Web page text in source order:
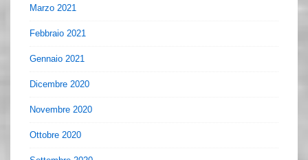
Marzo 2021
Febbraio 2021
Gennaio 2021
Dicembre 2020
Novembre 2020
Ottobre 2020